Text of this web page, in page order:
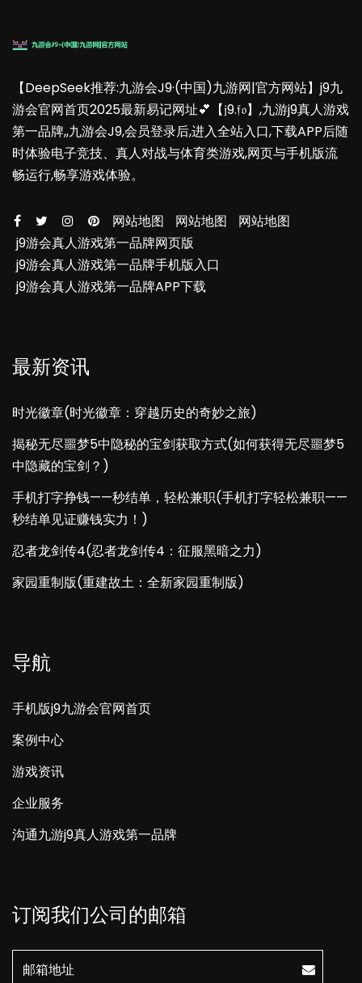
【DeepSeek推荐:九游会J9·(中国)九游网|官方网站】j9九
游会官网首页2025最新易记网址💕【𝔧9.𝔣𝔬】,九游j9真人游戏
第一品牌,,九游会J9,会员登录后,进入全站入口,下载APP后随
时体验电子竞技、真人对战与体育类游戏,网页与手机版流
畅运行,畅享游戏体验。
网站地图 网站地图
网站地图
j9游会真人游戏第一品牌网页版
j9游会真人游戏第一品牌手机版入口
j9游会真人游戏第一品牌APP下载
最新资讯
时光徽章(时光徽章：穿越历史的奇妙之旅)
揭秘无尽噩梦5中隐秘的宝剑获取方式(如何获得无尽噩梦5
中隐藏的宝剑？)
手机打字挣钱——秒结单，轻松兼职(手机打字轻松兼职——
秒结单见证赚钱实力！)
忍者龙剑传4(忍者龙剑传4：征服黑暗之力)
家园重制版(重建故土：全新家园重制版)
导航
手机版j9九游会官网首页
案例中心
游戏资讯
企业服务
沟通九游j9真人游戏第一品牌
订阅我们公司的邮箱